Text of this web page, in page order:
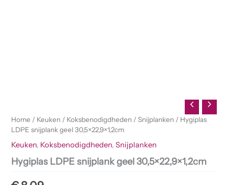
Home / Keuken / Koksbenodigdheden /Snijplanken / Hygiplas
LDPE snijplank geel 30,5×22,9×1,2cm
Keuken, Koksbenodigdheden,Snijplanken
Hygiplas LDPE snijplank geel 30,5×22,9×1,2cm